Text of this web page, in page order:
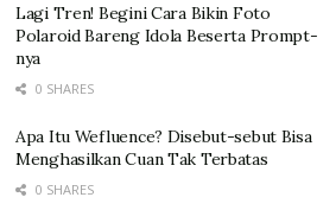
Lagi Tren! Begini Cara Bikin Foto
Polaroid Bareng Idola Beserta Prompt-
nya
0 SHARES
Apa Itu Wefluence? Disebut-sebut Bisa
Menghasilkan Cuan Tak Terbatas
0 SHARES